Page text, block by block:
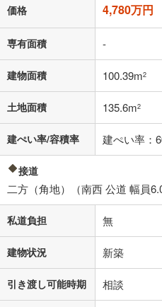
上、ご自身での入力をお願いいたし
る値は、実際の金融機関等におけ
の金融機関等における貸出金利を何
適用した場合の計算結果を表示して
その他月額費用や、初期費用がかか
借り入れの際は各金融機関等に、
す。
条件によってお借り入れができな
不動産会社に購
閉
価格 4,780万円
専有面積 -
建物面積 100.39m2
土地面積 135.6m2
建ぺい率/容積率 建ぺい率：
接道
二方（角地）（南西 公道 幅員
私道負担 無
建物状況 新築
引き渡し可能時期 相談